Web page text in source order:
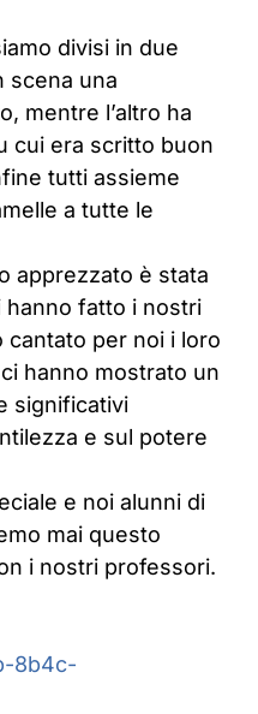
divisi in due
scena una
mentre l’altro ha
cui era scritto buon
tutti assieme
a tutte le
apprezzato è stata
hanno fatto i nostri
cantato per noi i loro
hanno mostrato un
significativi
e sul potere
e noi alunni di
mai questo
i nostri professori.